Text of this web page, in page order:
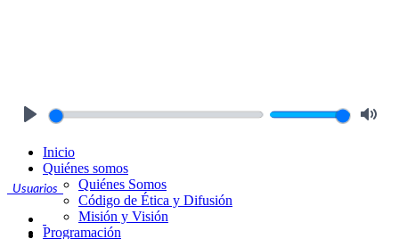
Usuarios
Inicio
Quiénes somos
Quiénes Somos
Código de Ética y Difusión
Misión y Visión
Programación